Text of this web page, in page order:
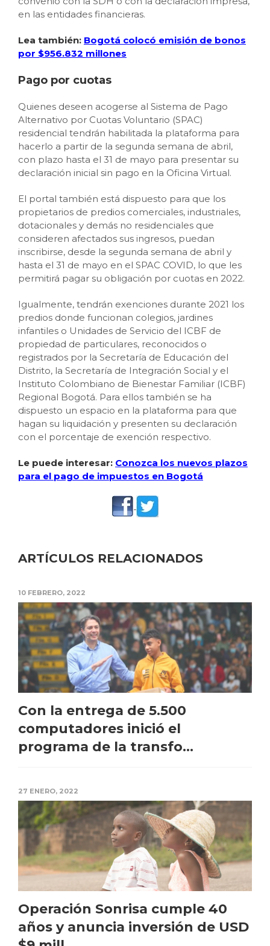
en las entidades financieras.
Lea también: Bogotá colocó emisión de bonos
por $956.832 millones
Pago por cuotas
Quienes deseen acogerse al Sistema de Pago
Alternativo por Cuotas Voluntario (SPAC)
residencial tendrán habilitada la plataforma para
hacerlo a partir de la segunda semana de abril,
con plazo hasta el 31 de mayo para presentar su
declaración inicial sin pago en la Oficina Virtual.
El portal también está dispuesto para que los
propietarios de predios comerciales, industriales,
dotacionales y demás no residenciales que
consideren afectados sus ingresos, puedan
inscribirse, desde la segunda semana de abril y
hasta el 31 de mayo en el SPAC COVID, lo que les
permitirá pagar su obligación por cuotas en 2022.
Igualmente, tendrán exenciones durante 2021 los
predios donde funcionan colegios, jardines
infantiles o Unidades de Servicio del ICBF de
propiedad de particulares, reconocidos o
registrados por la Secretaría de Educación del
Distrito, la Secretaría de Integración Social y el
Instituto Colombiano de Bienestar Familiar (ICBF)
Regional Bogotá. Para ellos también se ha
dispuesto un espacio en la plataforma para que
hagan su liquidación y presenten su declaración
con el porcentaje de exención respectivo.
Le puede interesar: Conozca los nuevos plazos
para el pago de impuestos en Bogotá
ARTÍCULOS RELACIONADOS
10 FEBRERO, 2022
Con la entrega de 5.500
computadores inició el
programa de la transfo...
27 ENERO, 2022
Operación Sonrisa cumple 40
años y anuncia inversión de USD